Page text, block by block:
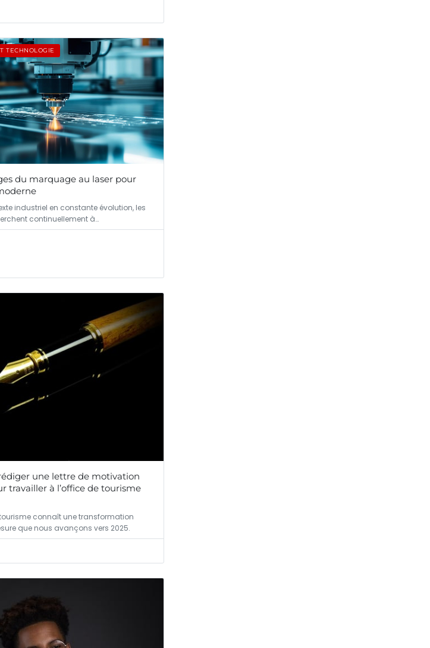
TECHNOLOGIE
du marquage au laser pour
industriel en constante évolution, les
continuellement à…
une lettre de motivation
travailler à l’office de tourisme
connaît une transformation
que nous avançons vers 2025.